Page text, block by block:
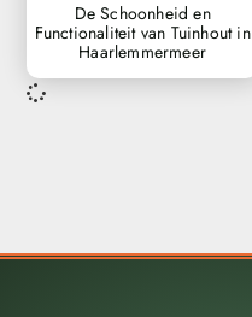
De Schoonheid en
Functionaliteit van Tuinhout in
Haarlemmermeer